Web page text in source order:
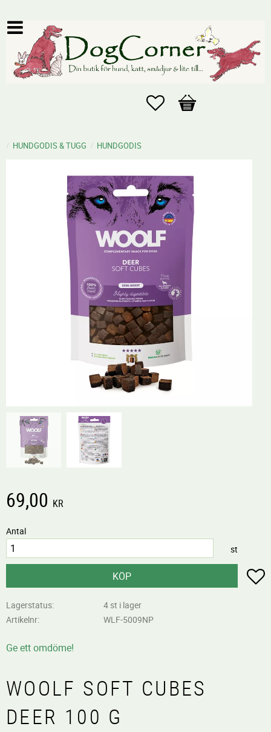
Favoriter
Kundvagn
HUNDGODIS & TUGG HUNDGODIS
69,00 KR
Antal
st
KÖP
Lagerstatus
4 st i lager
Artikelnr
WLF-5009NP
Ge ett omdöme!
WOOLF SOFT CUBES
DEER 100 G